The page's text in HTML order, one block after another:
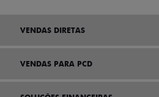
VENDAS DIRETAS
VENDAS PARA PCD